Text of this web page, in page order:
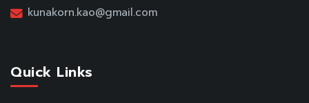
kunakorn.kao@gmail.com
Quick Links